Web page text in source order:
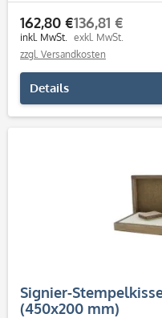
162,80 €
inkl. MwSt.
136,81 €
exkl. MwSt.
zzgl. Versandkosten
Details
Signier-
(450x200 mm)